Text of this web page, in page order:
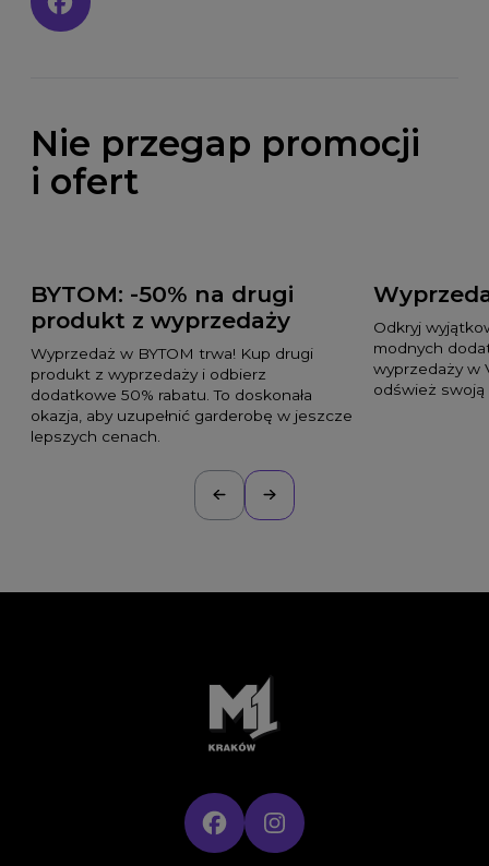
Nie przegap promocji
i ofert
BYTOM: -50% na drugi
produkt z wyprzedaży
Wyprzedaż w BYTOM trwa! Kup drugi
produkt z wyprzedaży i odbierz
dodatkowe 50% rabatu. To doskonała
okazja, aby uzupełnić garderobę w jeszcze
lepszych cenach.
Odkryj
modnych
wyprzedaży w
odśwież swoją